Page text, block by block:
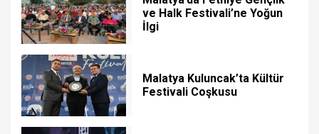
ve Halk Festivali’ne Yoğun
İlgi
Malatya Kuluncak’ta Kültür
Festivali Coşkusu